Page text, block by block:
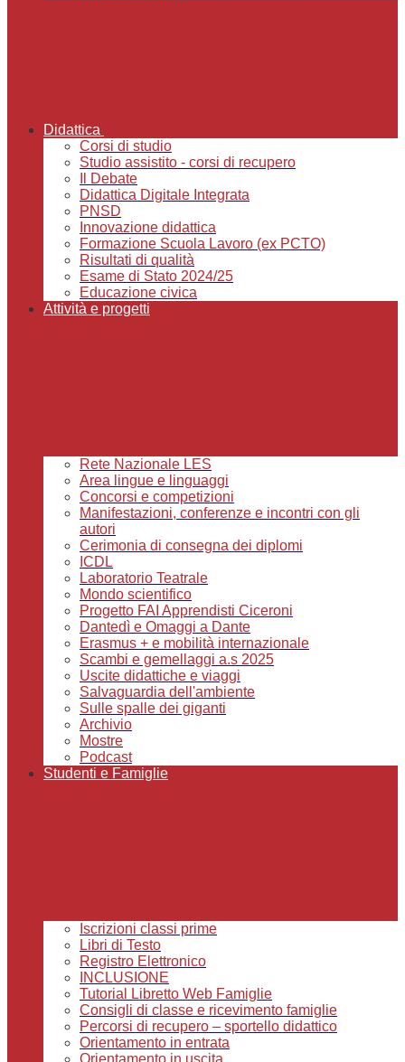
Didattica
Corsi di studio
Studio assistito - corsi di recupero
Il Debate
Didattica Digitale Integrata
PNSD
Innovazione didattica
Formazione Scuola Lavoro (ex PCTO)
Risultati di qualità
Esame di Stato 2024/25
Educazione civica
Attività e progetti
Rete Nazionale LES
Area lingue e linguaggi
Concorsi e competizioni
Manifestazioni, conferenze e incontri con gli
autori
Cerimonia di consegna dei diplomi
ICDL
Laboratorio Teatrale
Mondo scientifico
Progetto FAI Apprendisti Ciceroni
Dantedì e Omaggi a Dante
Erasmus + e mobilità internazionale
Scambi e gemellaggi a.s 2025
Uscite didattiche e viaggi
Salvaguardia dell'ambiente
Sulle spalle dei giganti
Archivio
Mostre
Podcast
Studenti e Famiglie
Iscrizioni classi prime
Libri di Testo
Registro Elettronico
INCLUSIONE
Tutorial Libretto Web Famiglie
Consigli di classe e ricevimento famiglie
Percorsi di recupero – sportello didattico
Orientamento in entrata